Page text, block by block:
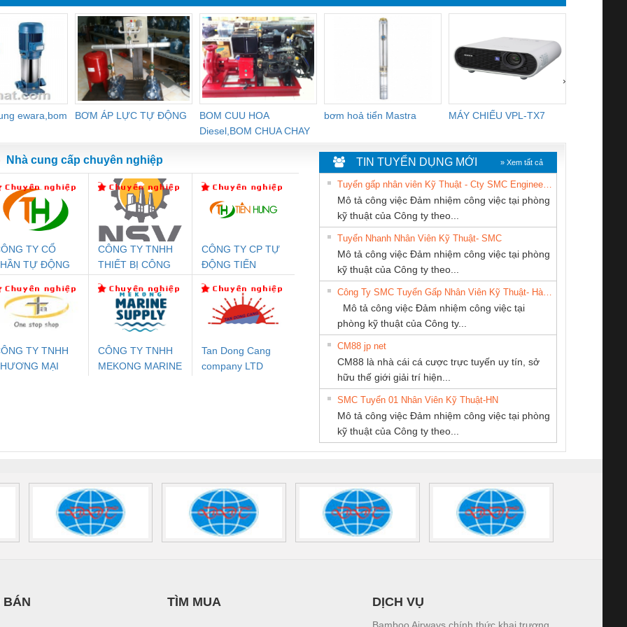
ewara,bom
BƠM ÁP LỰC TỰ ĐỘNG
BOM CUU HOA
Diesel,BOM CHUA CHAY
bơm hoả tiển Mastra MÁY CHIẾU VPL-TX7
›
An Toàn
Contact
1NO-
24DC-SP -
Rơ Le An Toàn
Phoenix Contact
PSR-SCP-
24UC/ESL4/3X1/1X2/B
- 2981059
Điện AC
Mô-đun Ắc Quy UPS
Bộ Lặp Tín Hiệu
PROFIBUS Phoenix
Contact PSI-REP-
PROFIBUS/12MB -
2708863
Rơ Le An Toàn
Phoenix Contact
2986960 – PSR-
SCP-
24DC/FSP/2X1/1X2
Rơ Le An Toàn
Bộ giám sát chuỗi
tấm pin
TRANSCLINIC 16I+
1K5 H (2502520000)
Bộ giám sát chuỗi
tấm pin
TRANSCLINIC 16I+
1K5 L (2433950000)
Bộ giám sát dòng
TRANSCLINIC 16I+
(2008130000)
Bộ chỉnh lưu nguồn
điện TRANSCLINIC
BKE 1K5.4
(7791400879)2. Giá
Nẹp nhôm chống
trơn Đà Nẵng
Nhà cung cấp chuyên nghiệp
TY CỔ
TỰ ĐỘNG
CÔNG TY TNHH
THIẾT BỊ CÔNG
SETSUBI VIỆT
NAM
CÔNG TY CP TỰ
ĐỘNG TIẾN
TY TNHH
MẠI
CÔNG TY TNHH
MEKONG MARINE
Tan Dong Cang
company LTD
Công ty TNHH
Thương Mại SX Ba
Miền
CÔNG TY TNHH
KỸ THUẬT KTECH
VIỆT NAM
CONG TY TNHH
THANH
CÔNG TY TNHH
THƯƠNG MẠI
DỊCH VỤ KỸ
THUẬT ĐIỆN CƠ
GIA HƯNG PHÁT
PHẦN DÂY VÀ
CÁP ĐIỆN
THƯỢNG ĐÌNH
Ba Miền
TIN TUYỂN DỤNG MỚI » Xem tất cả
Mô tả công việc Đảm nhiệm công việc tại phòng
kỹ thuật của Công ty theo...
Tuyển Nhanh Nhân Viên Kỹ Thuật- SMC
Mô tả công việc Đảm nhiệm công việc tại phòng
kỹ thuật của Công ty theo...
Mô tả công việc Đảm nhiệm công việc tại
phòng kỹ thuật của Công ty...
CM88 jp net
CM88 là nhà cái cá cược trực tuyến uy tín, sở
hữu thế giới giải trí hiện...
SMC Tuyển 01 Nhân Viên Kỹ Thuật-HN
Mô tả công việc Đảm nhiệm công việc tại phòng
kỹ thuật của Công ty theo...
BÁN TÌM MUA DỊCH VỤ
Bamboo Airways chính thức khai trương